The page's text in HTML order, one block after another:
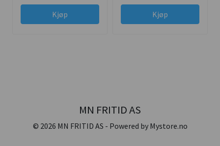
Kjøp Kjøp
MN FRITID AS
© 2026 MN FRITID AS - Powered by Mystore.no